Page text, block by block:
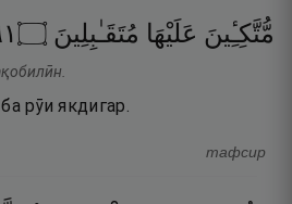
مُّتَّكِـِٔينَ عَلَيْهَا مُتَقَـٰبِلِينَ ۝
рӯи якдигар.
тафсир